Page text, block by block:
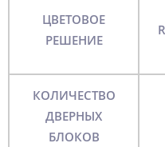
ЦВЕТОВОЕ
РЕШЕНИЕ
КОЛИЧЕСТВО
ДВЕРНЫХ
БЛОКОВ